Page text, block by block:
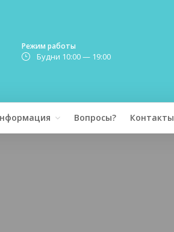
Режим работы
Будни 10:00 — 19:00
Вопросы? Контакты